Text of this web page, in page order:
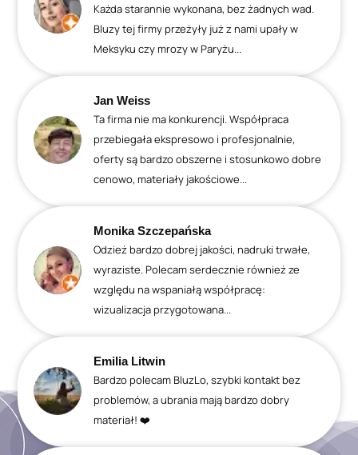
Każda starannie wykonana, bez żadnych wad.
Bluzy tej firmy przeżyły już z nami upały w
Meksyku czy mrozy w Paryżu...
Jan Weiss
Ta firma nie ma konkurencji. Współpraca
przebiegała ekspresowo i profesjonalnie,
oferty są bardzo obszerne i stosunkowo dobre
cenowo, materiały jakościowe...
Monika Szczepańska
Odzież bardzo dobrej jakości, nadruki trwałe,
wyraziste. Polecam serdecznie również ze
względu na wspaniałą współpracę:
wizualizacja przygotowana...
Emilia Litwin
Bardzo polecam BluzLo, szybki kontakt bez
problemów, a ubrania mają bardzo dobry
materiał! ❤️